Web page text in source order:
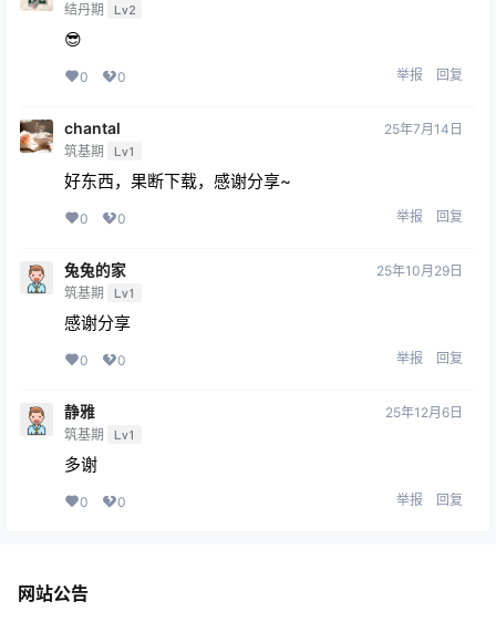
结丹期 Lv2
😎
0 0 举报 回复
chantal
筑基期 Lv1
25年7月14日
好东西，果断下载，感谢分享~
0 0 举报 回复
兔兔的家
筑基期 Lv1
25年10月29日
感谢分享
0 0 举报 回复
静雅
筑基期 Lv1
25年12月6日
多谢
0 0 举报 回复
网站公告